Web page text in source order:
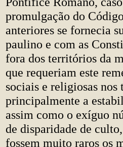
promulgação do
anteriores se fornecia
paulino e com as
fora dos territórios da
que requeriam este
sociais e religiosas
principalmente a
assim como o exíguo
de disparidade de
fossem muito raros os